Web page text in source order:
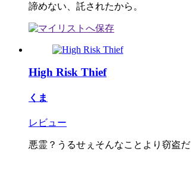
諦めない、託されたから。
High Risk Thief
くま
レビュー
悪霊？うるせぇそんなことより窃盗だ